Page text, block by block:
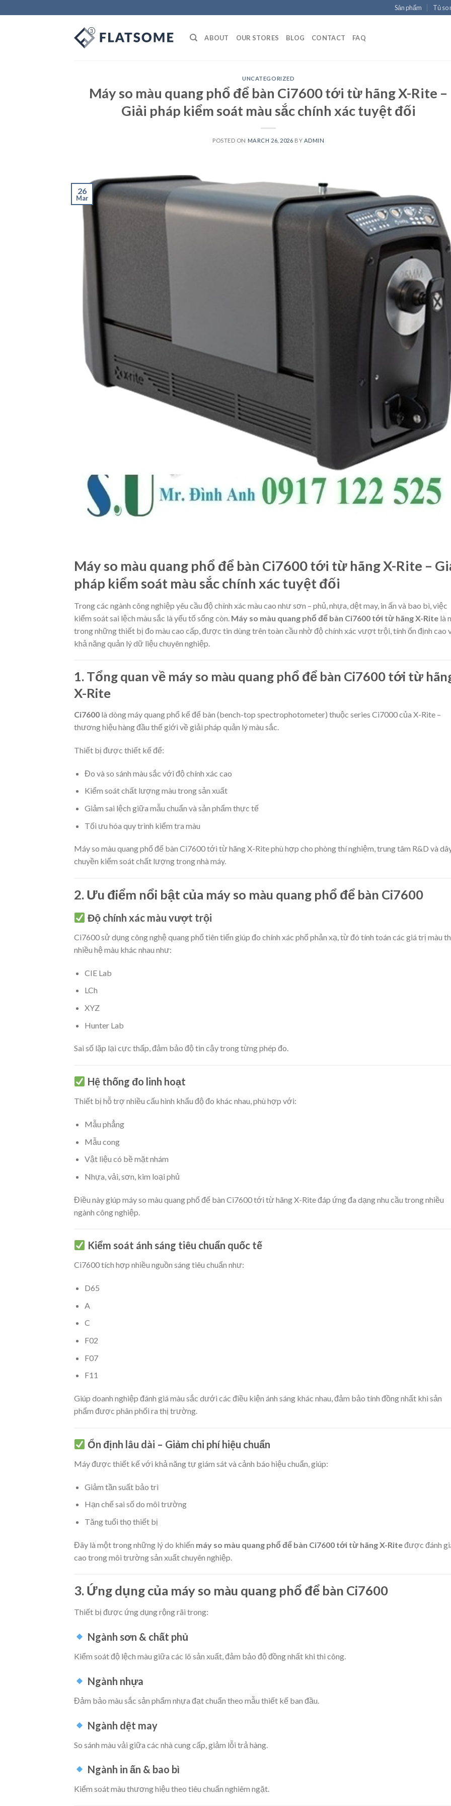
to
Sản phẩm Tủ so
ABOUT OUR STORES BLOG CONTACT FAQ
UNCATEGORIZED
Máy so màu quang phổ để bàn Ci7600 tới từ hãng X-Rite –
Giải pháp kiểm soát màu sắc chính xác tuyệt đối
POSTED ON MARCH 26, 2026 BY ADMIN
26
Mar
Máy so màu quang phổ để bàn Ci7600 tới từ hãng X-Rite –
pháp kiểm soát màu sắc chính xác tuyệt đối
Trong các ngành công nghiệp yêu cầu độ chính xác màu cao như sơn – phủ, nhựa, dệt may, in ấn và bao bì, việc
kiểm soát sai lệch màu sắc là yếu tố sống còn. Máy so màu quang phổ để bàn Ci7600 tới từ hãng X-Rite là
trong những thiết bị đo màu cao cấp, được tin dùng trên toàn cầu nhờ độ chính xác vượt trội, tính ổn định cao
khả năng quản lý dữ liệu chuyên nghiệp.
1. Tổng quan về máy so màu quang phổ để bàn Ci7600 tới từ
X-Rite
Ci7600 là dòng máy quang phổ kế để bàn (bench-top spectrophotometer) thuộc series Ci7000 của X-Rite –
thương hiệu hàng đầu thế giới về giải pháp quản lý màu sắc.
Thiết bị được thiết kế để:
Đo và so sánh màu sắc với độ chính xác cao
Kiểm soát chất lượng màu trong sản xuất
Giảm sai lệch giữa mẫu chuẩn và sản phẩm thực tế
Tối ưu hóa quy trình kiểm tra màu
Máy so màu quang phổ để bàn Ci7600 tới từ hãng X-Rite phù hợp cho phòng thí nghiệm, trung tâm R&D và
chuyền kiểm soát chất lượng trong nhà máy.
2. Ưu điểm nổi bật của máy so màu quang phổ để bàn Ci7600
Độ chính xác màu vượt trội
Ci7600 sử dụng công nghệ quang phổ tiên tiến giúp đo chính xác phổ phản xạ, từ đó tính toán các giá trị màu
nhiều hệ màu khác nhau như:
CIE Lab
LCh
XYZ
Hunter Lab
Sai số lặp lại cực thấp, đảm bảo độ tin cậy trong từng phép đo.
Hệ thống đo linh hoạt
Thiết bị hỗ trợ nhiều cấu hình khẩu độ đo khác nhau, phù hợp với:
Mẫu phẳng
Mẫu cong
Vật liệu có bề mặt nhám
Nhựa, vải, sơn, kim loại phủ
Điều này giúp máy so màu quang phổ để bàn Ci7600 tới từ hãng X-Rite đáp ứng đa dạng nhu cầu trong nhiều
ngành công nghiệp.
Kiểm soát ánh sáng tiêu chuẩn quốc tế
Ci7600 tích hợp nhiều nguồn sáng tiêu chuẩn như:
D65
A
C
F02
F07
F11
Giúp doanh nghiệp đánh giá màu sắc dưới các điều kiện ánh sáng khác nhau, đảm bảo tính đồng nhất khi sản
phẩm được phân phối ra thị trường.
Ổn định lâu dài – Giảm chi phí hiệu chuẩn
Máy được thiết kế với khả năng tự giám sát và cảnh báo hiệu chuẩn, giúp:
Giảm tần suất bảo trì
Hạn chế sai số do môi trường
Tăng tuổi thọ thiết bị
Đây là một trong những lý do khiến máy so màu quang phổ để bàn Ci7600 tới từ hãng X-Riteđược đánh
cao trong môi trường sản xuất chuyên nghiệp.
3. Ứng dụng của máy so màu quang phổ để bàn Ci7600
Thiết bị được ứng dụng rộng rãi trong:
Ngành sơn & chất phủ
Kiểm soát độ lệch màu giữa các lô sản xuất, đảm bảo độ đồng nhất khi thi công.
Ngành nhựa
Đảm bảo màu sắc sản phẩm nhựa đạt chuẩn theo mẫu thiết kế ban đầu.
Ngành dệt may
So sánh màu vải giữa các nhà cung cấp, giảm lỗi trả hàng.
Ngành in ấn & bao bì
Kiểm soát màu thương hiệu theo tiêu chuẩn nghiêm ngặt.